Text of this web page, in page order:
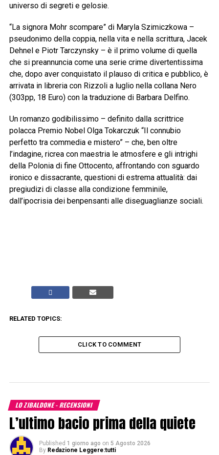
universo di segreti e gelosie.
“La signora Mohr scompare” di Maryla Szimiczkowa –
pseudonimo della coppia, nella vita e nella scrittura, Jacek
Dehnel e Piotr Tarczynsky – è il primo volume di quella
che si preannuncia come una serie crime divertentissima
che, dopo aver conquistato il plauso di critica e pubblico, è
arrivata in libreria con Rizzoli a luglio nella collana Nero
(303pp, 18 Euro) con la traduzione di Barbara Delfino.
Un romanzo godibilissimo – definito dalla scrittrice
polacca Premio Nobel Olga Tokarczuk “Il connubio
perfetto tra commedia e mistero” – che, ben oltre
l’indagine, ricrea con maestria le atmosfere e gli intrighi
della Polonia di fine Ottocento, affrontando con sguardo
ironico e dissacrante, questioni di estrema attualità: dai
pregiudizi di classe alla condizione femminile,
dall’ipocrisia dei benpensanti alle diseguaglianze sociali.
RELATED TOPICS:
CLICK TO COMMENT
LO ZIBALDONE - RECENSIONI
L’ultimo bacio prima della quiete
Published 1 giorno ago on 5 Agosto 2026
By Redazione Leggere:tutti